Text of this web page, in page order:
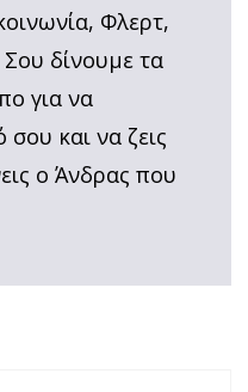
Φλερτ,
δίνουμε τα
για να
σου και να ζεις
ο Άνδρας που